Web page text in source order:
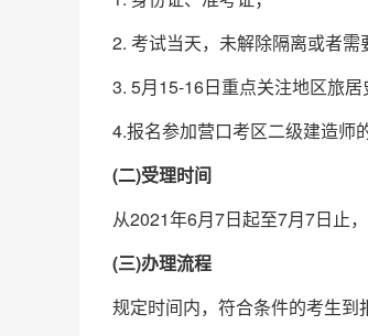
2. 考试当天，未解除隔离或者需
3. 5月15-16日重点关注地区旅
4.报名参加营口考区二级建造师
(二)受理时间
从2021年6月7日起至7月7日止
(三)办理流程
规定时间内，符合条件的考生